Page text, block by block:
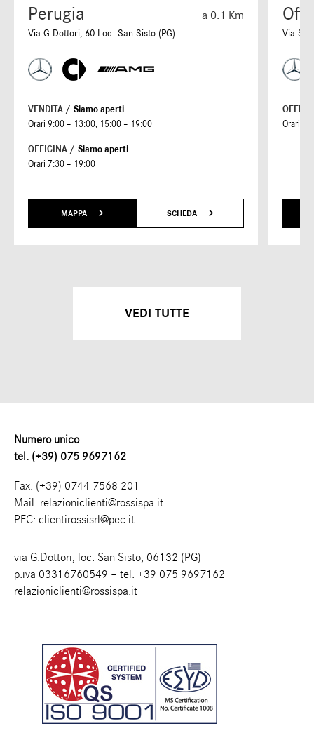
Perugia a 0.1 Km
Via G.Dottori, 60 Loc. San Sisto (PG)
VENDITA / Siamo aperti
Orari 9:00 – 13:00, 15:00 – 19:00
OFFICINA / Siamo aperti
Orari 7:30 – 19:00
MAPPA SCHEDA
Via S.
Orari
VEDI TUTTE
Numero unico
tel. (+39) 075 9697162
Fax. (+39) 0744 7568 201
Mail: relazioniclienti@rossispa.it
PEC: clientirossisrl@pec.it
via G.Dottori, loc. San Sisto, 06132 (PG)
p.iva 03316760549 – tel. +39 075 9697162
relazioniclienti@rossispa.it